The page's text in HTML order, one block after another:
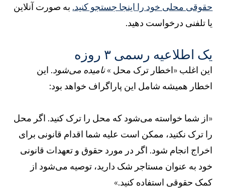
حقوقی محلی خود را اینجا جستجو کنید.به صورت آنلاین
یا تلفنی درخواست دهید.
یک اطلاعیه رسمی ۳ روزه
این اغلب «اخطار ترک محل» نامیده می‌شود.این
اخطار همیشه شامل این پاراگراف خواهد بود:
«از شما خواسته می‌شود که محل را ترک کنید. اگر محل
را ترک نکنید، ممکن است علیه شما اقدام قانونی برای
اخراج انجام شود. اگر در مورد حقوق و تعهدات قانونی
خود به عنوان مستاجر شک دارید، توصیه می‌شود از
کمک حقوقی استفاده کنید.»